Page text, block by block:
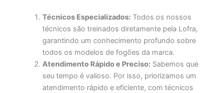
Técnicos Especializados: Todos os nossos
técnicos são treinados diretamente pela Lofra,
garantindo um conhecimento profundo sobre
todos os modelos de fogões da marca.
Atendimento Rápido e Preciso: Sabemos que
seu tempo é valioso. Por isso, priorizamos um
atendimento rápido e eficiente, com técnicos